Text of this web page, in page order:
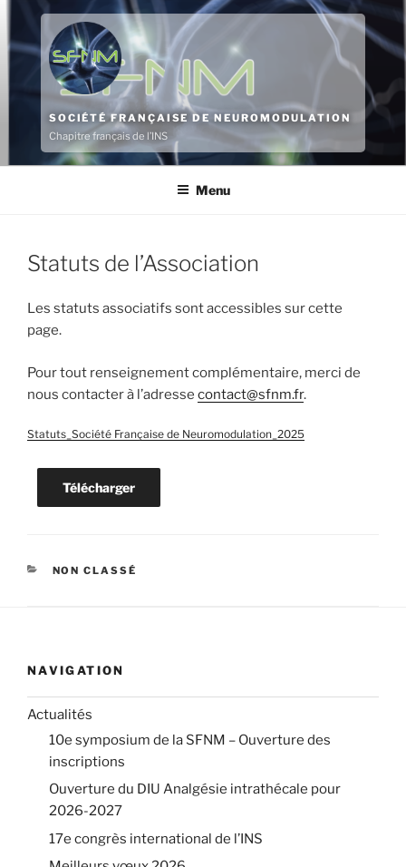
contenu
principal
SOCIÉTÉ FRANÇAISE DE NEUROMODULATION
Chapitre français de l’INS
Menu
Statuts de l’Association
Les statuts associatifs sont accessibles sur cette
page.
Pour tout renseignement complémentaire, merci de
nous contacter à l’adresse contact@sfnm.fr.
Statuts_Société Française de Neuromodulation_2025
Télécharger
CATÉGORIES
NON CLASSÉ
NAVIGATION
Actualités
10e symposium de la SFNM – Ouverture des
inscriptions
Ouverture du DIU Analgésie intrathécale pour
2026-2027
17e congrès international de l’INS